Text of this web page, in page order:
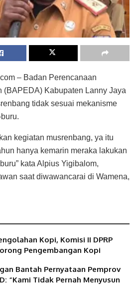
– Badan Perencanaan
(BAPEDA) Kabupaten Lanny Jaya
tidak sesuai mekanisme
kegiatan musrenbang, ya itu
hanya kemarin meraka lakukan
kata Alpius Yigibalom,
saat diwawancarai di Wamena,
Kopi, Komisi II DPRP
Pengembangan Kopi
Bantah Pernyataan Pemprov
“Kami Tidak Pernah Menyusun